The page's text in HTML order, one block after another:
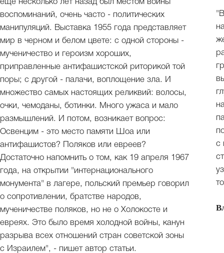
еще несколько лет назад был местом войны
воспоминаний, очень часто - политических
манипуляций. Выставка 1955 года представляет
мир в черном и белом цвете: с одной стороны -
мученичество и героизм хороших,
приправленные антифашистской риторикой той
поры; с другой - палачи, воплощение зла. И
множество самых настоящих реликвий: волосы,
очки, чемоданы, ботинки. Много ужаса и мало
размышлений. И потом, возникает вопрос:
Освенцим - это место памяти Шоа или
антифашистов? Поляков или евреев?
Достаточно напомнить о том, как 19 апреля 1967
года, на открытии "интернационального
монумента" в лагере, польский премьер говорил
о сопротивлении, братстве народов,
мученичестве поляков, но не о Холокосте и
евреях. Это было время холодной войны, канун
разрыва всех отношений стран советской зоны
с Израилем", - пишет автор статьи.
с